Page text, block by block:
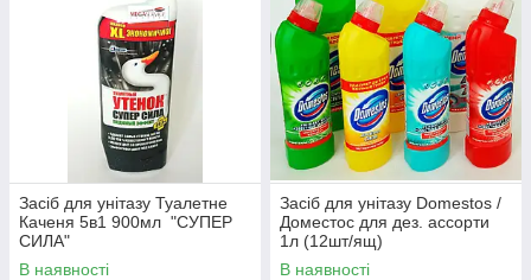
Засіб для унітазу Туалетне
Каченя 5в1 900мл "СУПЕР
СИЛА"
В наявності
Засіб для унітазу Domestos /
Доместос для дез. ассорти
1л (12шт/ящ)
В наявності